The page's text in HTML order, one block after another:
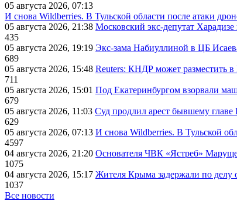
05 августа 2026, 07:13
И снова Wildberries. В Тульской области после атаки
05 августа 2026, 21:38 Московский экс-депутат
435
05 августа 2026, 19:19 Экс-зама Набиуллиной в ЦБ
689
05 августа 2026, 15:48 Reuters: КНДР может разместить в
711
05 августа 2026, 15:01 Под Екатеринбургом взорвали
679
05 августа 2026, 11:03 Суд продлил арест бывшему
629
05 августа 2026, 07:13 И снова Wildberries. В Тульской
4597
04 августа 2026, 21:20 Основателя ЧВК «Ястреб»
1075
04 августа 2026, 15:17 Жителя Крыма задержали по делу
1037
Все новости